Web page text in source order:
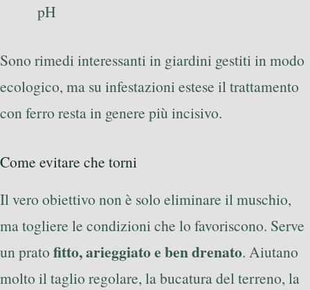
pH
Sono rimedi interessanti in giardini gestiti in modo
ecologico, ma su infestazioni estese il trattamento
con ferro resta in genere più incisivo.
Come evitare che torni
Il vero obiettivo non è solo eliminare il muschio,
ma togliere le condizioni che lo favoriscono. Serve
un prato fitto, arieggiato e ben drenato. Aiutano
molto il taglio regolare, la bucatura del terreno, la